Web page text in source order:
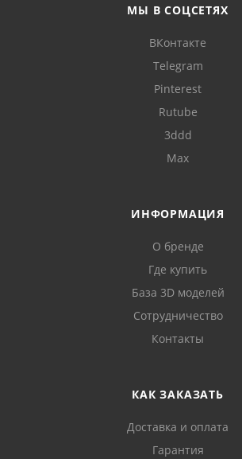
МЫ В СОЦСЕТЯХ
ВКонтакте
Telegram
Pinterest
Rutube
3ddd
Max
ИНФОРМАЦИЯ
О бренде
Где купить
База 3D моделей
Сотрудничество
Контакты
КАК ЗАКАЗАТЬ
Доставка и оплата
Гарантия